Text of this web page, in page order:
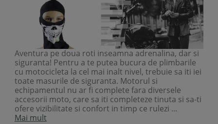
Aventura pe doua roti inseamna adrenalina, dar si
siguranta! Pentru a te putea bucura de plimbarile
cu motocicleta la cel mai inalt nivel, trebuie sa iti iei
toate masurile de siguranta. Motorul si
echipamentul nu ar fi complete fara diversele
accesorii moto, care sa iti completeze tinuta si sa-ti
ofere vizibilitate si confort in timp ce rulezi ...
Mai mult